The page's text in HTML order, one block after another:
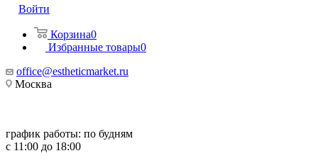
Войти
Корзина0
Избранные товары0
office@estheticmarket.ru
Москва
график работы: по будням
с 11:00 до 18:00